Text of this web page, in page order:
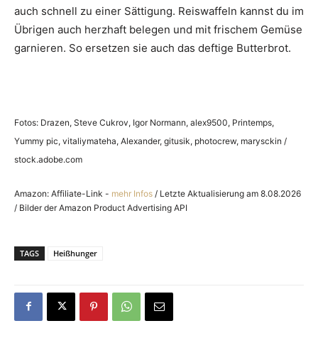
auch schnell zu einer Sättigung. Reiswaffeln kannst du im
Übrigen auch herzhaft belegen und mit frischem Gemüse
garnieren. So ersetzen sie auch das deftige Butterbrot.
Fotos: Drazen, Steve Cukrov, Igor Normann, alex9500, Printemps,
Yummy pic, vitaliymateha, Alexander, gitusik, photocrew, marysckin /
stock.adobe.com
Amazon: Affiliate-Link - mehr Infos / Letzte Aktualisierung am 8.08.2026
/ Bilder der Amazon Product Advertising API
TAGS Heißhunger